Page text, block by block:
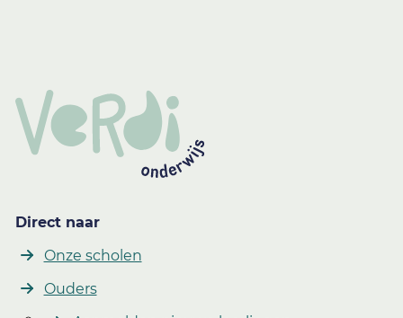
Direct naar
Onze scholen
Ouders